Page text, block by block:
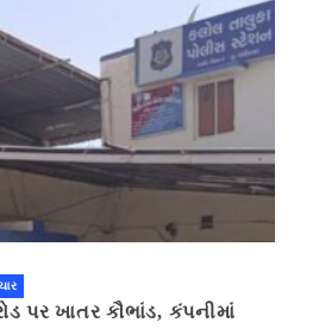
પર ખાતર કૌભાંડ, કંપનીમાં